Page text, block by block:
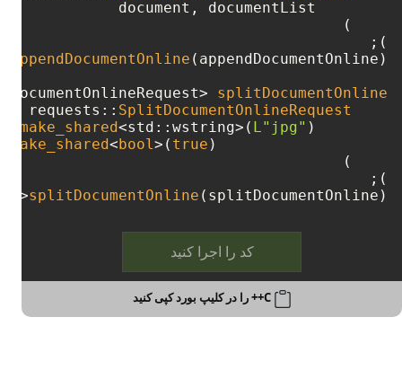
);
appendDocumentOnline
splitDocumentOnline
requests:: SplitDocumentOnlineRequest
make_shared<std::wstring>( L"jpg"
make_shared<bool>( true
>splitDocumentOnline (splitDocumentOnline);
کد را اجرا کنید
C++ را در کلیپ بورد کپی کنید